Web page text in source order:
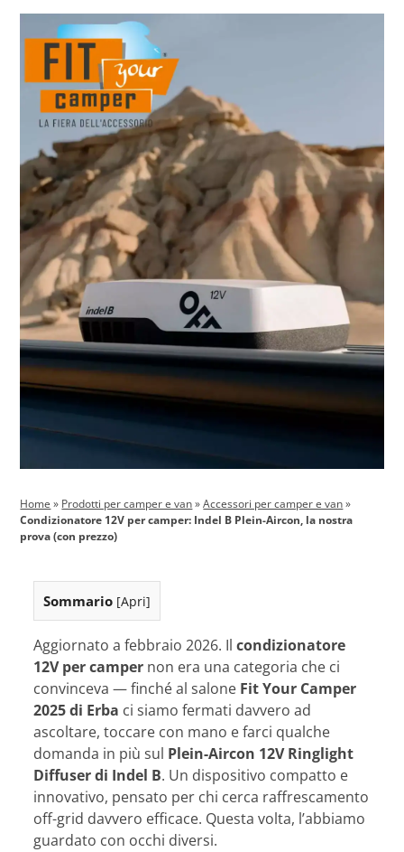
Home » Prodotti per camper e van»Accessori per camper e van»
Condizionatore 12V per camper: Indel B Plein-Aircon, la nostra
prova (con prezzo)
Sommario [Apri]
Aggiornato a febbraio 2026. Ilcondizionatore
12V per camper non era una categoria che ci
convinceva — finché al salone Fit Your Camper
2025 di Erba ci siamo fermati davvero ad
ascoltare, toccare con mano e farci qualche
domanda in più sul Plein-Aircon 12V Ringlight
Diffuser di Indel B. Un dispositivo compatto e
innovativo, pensato per chi cerca raffrescamento
off-grid davvero efficace. Questa volta, l’abbiamo
guardato con occhi diversi.